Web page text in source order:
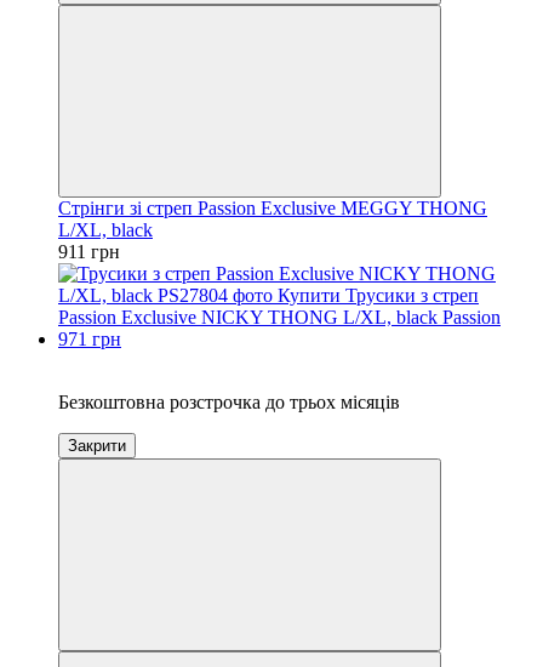
Стрінги зі стреп Passion Exclusive MEGGY THONG
L/XL, black
911 грн
Безкоштовна розстрочка до трьох місяців
Закрити